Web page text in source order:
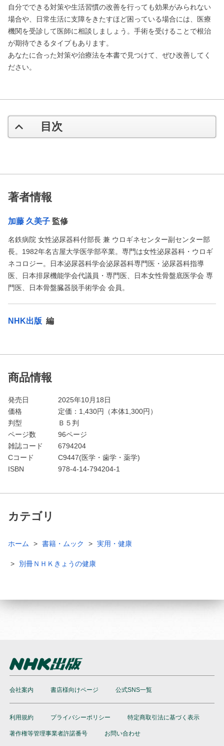
自分でできる対策や生活習慣の改善を行っても効果がみられない
場合や、日常生活に支障をきたすほど困っている場合には、医療
機関を受診して医師に相談しましょう。手術を受けることで根治
が期待できるタイプもあります。
あなたに合った対策や治療法を本書で見つけて、ぜひ改善してく
ださい。
目次
著者情報
加藤 久美子 監修
名鉄病院 女性泌尿器科付部長 兼 ウロギネセンター副センター部
長。1982年名古屋大学医学部卒業。専門は女性泌尿器科・ウロギ
ネコロジー。日本泌尿器科学会泌尿器科専門医・泌尿器科指導
医、日本排尿機能学会代議員・専門医、日本女性骨盤底医学会 専
門医、日本骨盤臓器脱手術学会 会員。
NHK出版 編
商品情報
発売日
2025年10月18日
価格
定価： 1,430円（本体1,300円）
判型
Ｂ５判
ページ数
96ページ
雑誌コード
6794204
Cコード
C9447(医学・歯学・薬学)
ISBN
978-4-14-794204-1
カテゴリ
ホーム 書籍・ムック 実用・健康
別冊ＮＨＫきょうの健康
会社案内 書店様向けページ 公式SNS一覧
利用規約 プライバシーポリシー 特定商取引法に基づく表示
著作権等管理事業者許諾番号 お問い合わせ